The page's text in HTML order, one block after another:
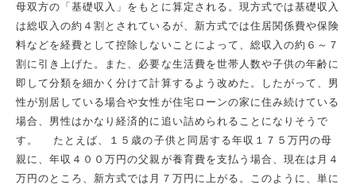
母双方の「基礎収入」をもとに算定される。現方式では基礎収入
は総収入の約４割とされているが、新方式では住居関係費や保険
料などを経費として控除しないことによって、総収入の約６～７
割に引き上げた。また、必要な生活費を世帯人数や子供の年齢に
即して分類を細かく分けて計算するよう改めた。したがって、男
性が別居している場合や女性が住宅ローンの家に住み続けている
場合、男性はかなり経済的に追い詰められることになりそうで
す。 たとえば、１５歳の子供と同居する年収１７５万円の母
親に、年収４００万円の父親が養育費を支払う場合、現在は月４
万円のところ、新方式では月７万円に上がる。このように、単に